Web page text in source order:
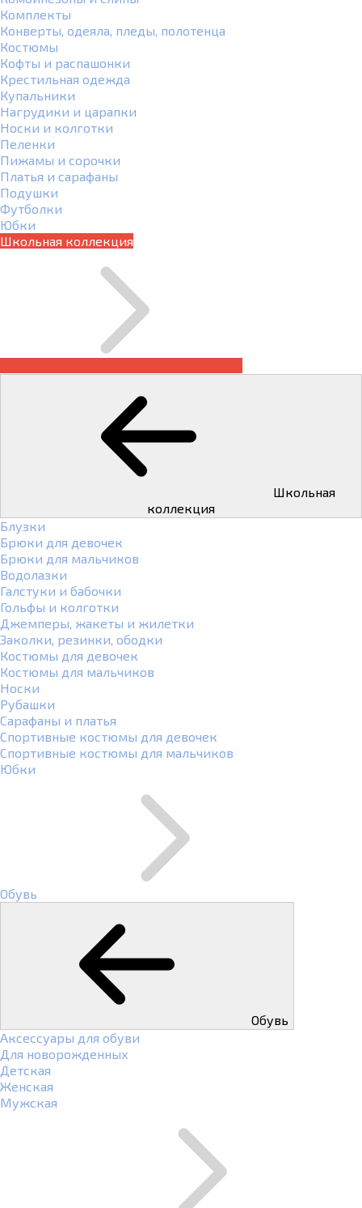
Комплекты
Конверты, одеяла, пледы, полотенца
Костюмы
Кофты и распашонки
Крестильная одежда
Купальники
Нагрудики и царапки
Носки и колготки
Пеленки
Пижамы и сорочки
Платья и сарафаны
Подушки
Футболки
Юбки
Школьная коллекция
коллекция
Блузки
Брюки для девочек
Брюки для мальчиков
Водолазки
Галстуки и бабочки
Гольфы и колготки
Джемперы, жакеты и жилетки
Заколки, резинки, ободки
Костюмы для девочек
Костюмы для мальчиков
Носки
Рубашки
Сарафаны и платья
Спортивные костюмы для девочек
Спортивные костюмы для мальчиков
Юбки
Обувь
Обувь
Аксессуары для обуви
Для новорожденных
Детская
Женская
Мужская